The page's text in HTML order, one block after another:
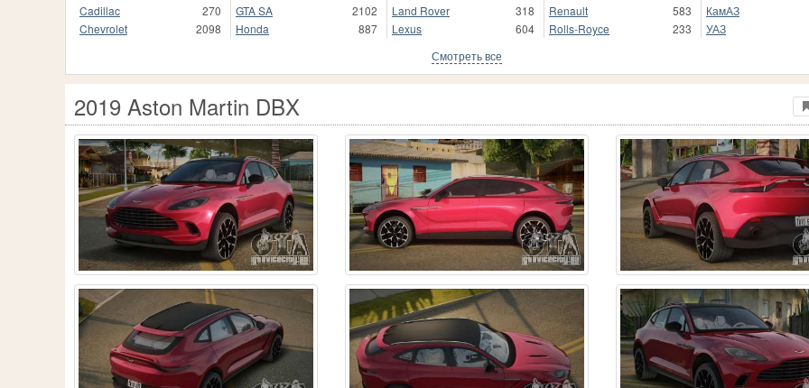
Cadillac
270
Chevrolet
2098
GTA SA
2102
Honda
887
Land Rover
318
Lexus
604
Renault
583
Rolls-Royce
233
КамАЗ
УАЗ
Смотреть все
2019 Aston Martin DBX